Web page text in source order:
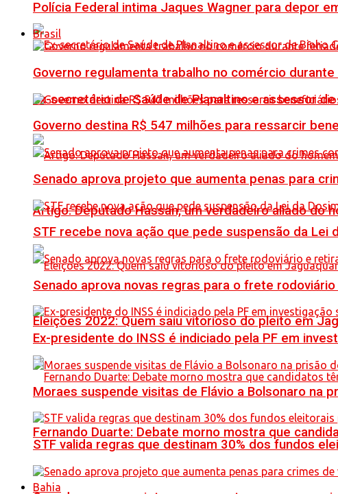
Ex-secretário de Saúde de Planaltino e assessor
Artigo: Deputado Hassan, um verdadeiro aliado do
Eleições 2022: Quem saiu vitorioso do pleito em
Fernando Duarte: Debate morno mostra que
Bahia
Polícia Federal intima Jaques Wagner para depor
Brasil
Governo regulamenta trabalho no comércio
Governo destina R$ 547 milhões para ressarcir
Senado aprova projeto que aumenta penas para
STF recebe nova ação que pede suspensão da Lei
Senado aprova novas regras para o frete
Ex-presidente do INSS é indiciado pela PF em
Moraes suspende visitas de Flávio a Bolsonaro na
STF valida regras que destinam 30% dos fundos